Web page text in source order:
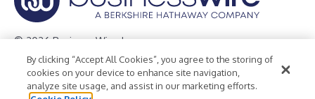
© 2026 Business Wire, Inc.
Privacy Policy Cookie Policy
Accessibility Statement
Terms of Use
Legal
By clicking “Accept All Cookies”, you agree to the storing of
cookies on your device to enhance site navigation,
analyze site usage, and assist in our marketing efforts.